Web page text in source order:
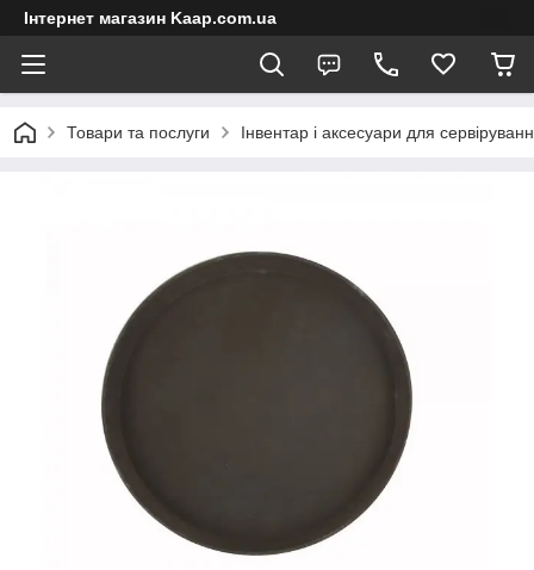
Інтернет магазин Kaap.com.ua
Товари та послуги Інвентар і аксесуари для